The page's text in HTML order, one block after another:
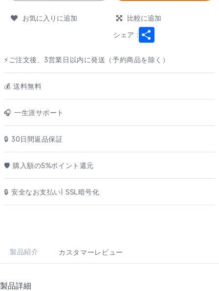
お気に入りに追加
比較に追加
シェア :
⚡ご注文後、3営業日以内に発送（予約商品を除く）
💰️ 送料無料
🎧 一生涯サポート
🔒 30日間返品保証
🛡️ 購入額の5%ポイント還元
🔒 安全なお支払い| SSL暗号化
製品紹介 カスタマーレビュー
製品詳細